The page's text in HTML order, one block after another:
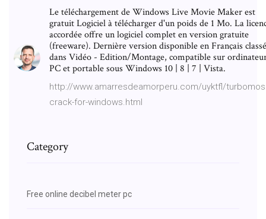
Le téléchargement de Windows Live Movie Maker est
gratuit Logiciel à télécharger d'un poids de 1 Mo. La
accordée offre un logiciel complet en version gratuite
(freeware). Dernière version disponible en Français
dans Vidéo - Edition/Montage, compatible sur
PC et portable sous Windows 10 | 8 | 7 | Vista.
http://www.amarresdeamorperu.com/uyktfl/
crack-for-windows.html
Category
Free online decibel meter pc